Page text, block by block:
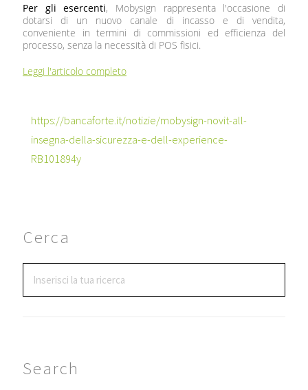
Per gli esercenti, Mobysign rappresenta l'occasione di
dotarsi di un nuovo canale di incasso e di vendita,
conveniente in termini di commissioni ed efficienza del
processo, senza la necessità di POS fisici.
Leggi l'articolo completo
https://bancaforte.it/notizie/mobysign-novit-all-
insegna-della-sicurezza-e-dell-experience-
RB101894y
Cerca
Search